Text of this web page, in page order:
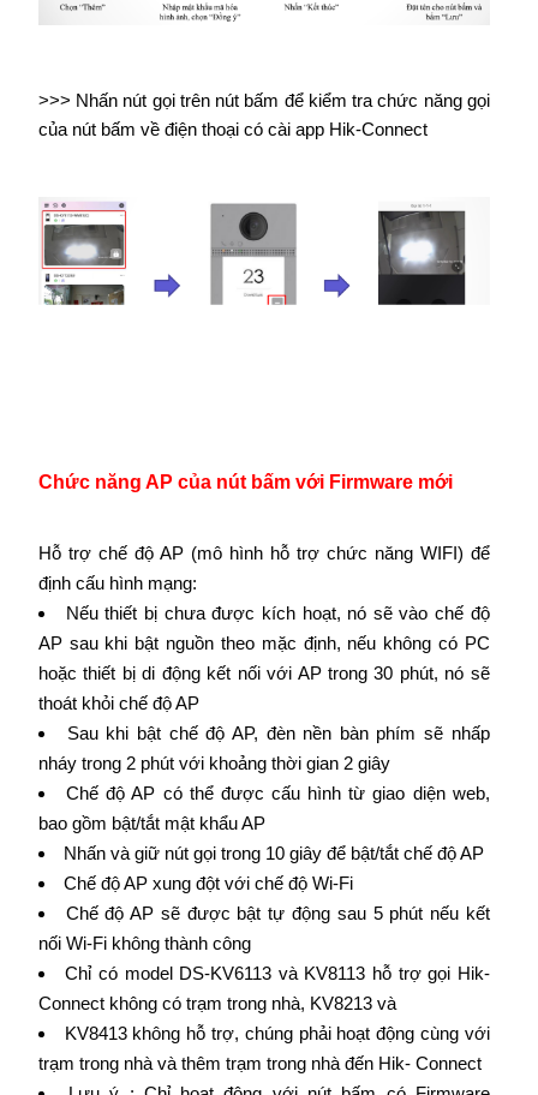
>>> Nhấn nút gọi trên nút bấm để kiểm tra chức năng gọi
của nút bấm về điện thoại có cài app Hik-Connect
Chức năng AP của nút bấm với Firmware mới
Hỗ trợ chế độ AP (mô hình hỗ trợ chức năng WIFI) để
định cấu hình mạng:
Nếu thiết bị chưa được kích hoạt, nó sẽ vào chế độ
AP sau khi bật nguồn theo mặc định, nếu không có PC
hoặc thiết bị di động kết nối với AP trong 30 phút, nó sẽ
thoát khỏi chế độ AP
Sau khi bật chế độ AP, đèn nền bàn phím sẽ nhấp
nháy trong 2 phút với khoảng thời gian 2 giây
Chế độ AP có thể được cấu hình từ giao diện web,
bao gồm bật/tắt mật khẩu AP
Nhấn và giữ nút gọi trong 10 giây để bật/tắt chế độ AP
Chế độ AP xung đột với chế độ Wi-Fi
Chế độ AP sẽ được bật tự động sau 5 phút nếu kết
nối Wi-Fi không thành công
Chỉ có model DS-KV6113 và KV8113 hỗ trợ gọi Hik-
Connect không có trạm trong nhà, KV8213 và
KV8413 không hỗ trợ, chúng phải hoạt động cùng với
trạm trong nhà và thêm trạm trong nhà đến Hik- Connect